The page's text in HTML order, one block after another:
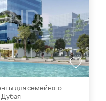
для семейного